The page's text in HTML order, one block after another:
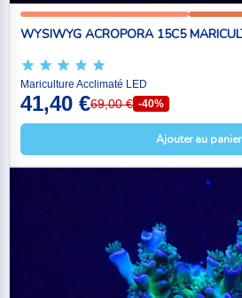
Mariculture Acclimaté LED
41,40 €69,00 € -40%
Ajouter au panier